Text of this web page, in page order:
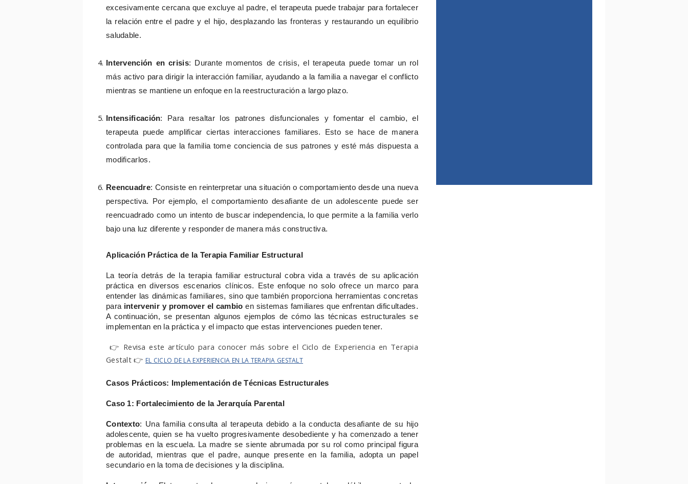
excesivamente cercana que excluye al padre, el terapeuta puede trabajar para fortalecer
la relación entre el padre y el hijo, desplazando las fronteras y restaurando un equilibrio
saludable.
Intervención en crisis: Durante momentos de crisis, el terapeuta puede tomar un rol
más activo para dirigir la interacción familiar, ayudando a la familia a navegar el conflicto
mientras se mantiene un enfoque en la reestructuración a largo plazo.
Intensificación: Para resaltar los patrones disfuncionales y fomentar el cambio, el
terapeuta puede amplificar ciertas interacciones familiares. Esto se hace de manera
controlada para que la familia tome conciencia de sus patrones y esté más dispuesta a
modificarlos.
Reencuadre: Consiste en reinterpretar una situación o comportamiento desde una nueva
perspectiva. Por ejemplo, el comportamiento desafiante de un adolescente puede ser
reencuadrado como un intento de buscar independencia, lo que permite a la familia verlo
bajo una luz diferente y responder de manera más constructiva.
Aplicación Práctica de la Terapia Familiar Estructural
La teoría detrás de la terapia familiar estructural cobra vida a través de su aplicación
práctica en diversos escenarios clínicos. Este enfoque no solo ofrece un marco para
entender las dinámicas familiares, sino que también proporciona herramientas concretas
para intervenir y promover el cambio en sistemas familiares que enfrentan dificultades.
A continuación, se presentan algunos ejemplos de cómo las técnicas estructurales se
implementan en la práctica y el impacto que estas intervenciones pueden tener.
👉 Revisa este artículo para conocer más sobre el Ciclo de Experiencia en Terapia
Gestalt👉 EL CICLO DE LA EXPERIENCIA EN LA TERAPIA GESTALT
Casos Prácticos: Implementación de Técnicas Estructurales
Caso 1: Fortalecimiento de la Jerarquía Parental
Contexto: Una familia consulta al terapeuta debido a la conducta desafiante de su hijo
adolescente, quien se ha vuelto progresivamente desobediente y ha comenzado a tener
problemas en la escuela. La madre se siente abrumada por su rol como principal figura
de autoridad, mientras que el padre, aunque presente en la familia, adopta un papel
secundario en la toma de decisiones y la disciplina.